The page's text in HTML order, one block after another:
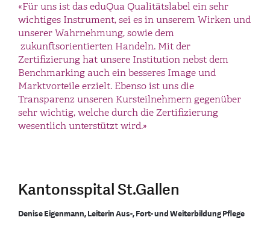
«Für uns ist das eduQua Qualitätslabel ein sehr
wichtiges Instrument, sei es in unserem Wirken und
unserer Wahrnehmung, sowie dem
zukunftsorientierten Handeln. Mit der
Zertifizierung hat unsere Institution nebst dem
Benchmarking auch ein besseres Image und
Marktvorteile erzielt. Ebenso ist uns die
Transparenz unseren Kursteilnehmern gegenüber
sehr wichtig, welche durch die Zertifizierung
wesentlich unterstützt wird.»
Kantonsspital St.Gallen
Denise Eigenmann, Leiterin Aus-, Fort- und Weiterbildung Pflege